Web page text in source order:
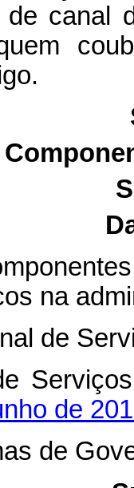
de canal
na
de
de
de